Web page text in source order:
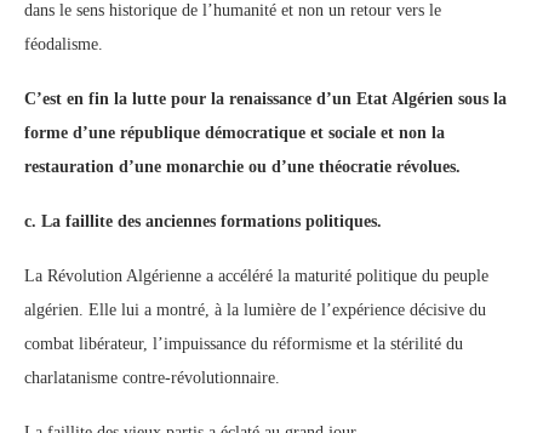
dans le sens historique de l’humanité et non un retour vers le
féodalisme.
C’est en fin la lutte pour la renaissance d’un Etat Algérien sous la
forme d’une république démocratique et sociale et non la
restauration d’une monarchie ou d’une théocratie révolues.
c. La faillite des anciennes formations politiques.
La Révolution Algérienne a accéléré la maturité politique du peuple
algérien. Elle lui a montré, à la lumière de l’expérience décisive du
combat libérateur, l’impuissance du réformisme et la stérilité du
charlatanisme contre-révolutionnaire.